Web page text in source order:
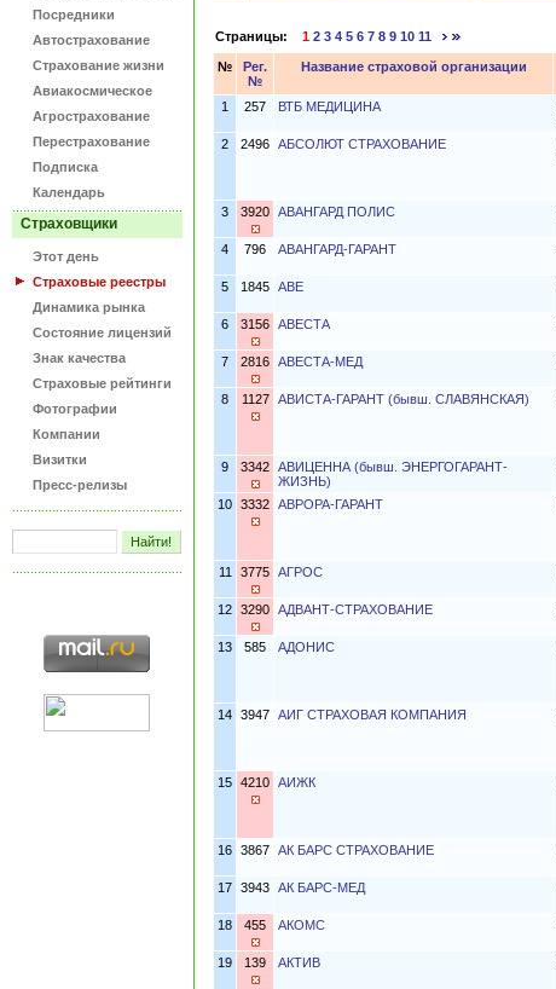
Посредники
Автострахование
Страхование жизни
Авиакосмическое
Агрострахование
Перестрахование
Подписка
Календарь
Страховщики
Этот день
Страховые реестры
Динамика рынка
Состояние лицензий
Знак качества
Страховые рейтинги
Фотографии
Компании
Визитки
Пресс-релизы
Страницы: 1 2 3 4 5 6 7 8 9 10 11
№
Рег.
№
Название страховой организации
1 257 ВТБ МЕДИЦИНА
2 2496 АБСОЛЮТ СТРАХОВАНИЕ
3 3920 АВАНГАРД ПОЛИС
4 796 АВАНГАРД-ГАРАНТ
5 1845 АВЕ
6 3156 АВЕСТА
7 2816 АВЕСТА-МЕД
8 1127 АВИСТА-ГАРАНТ (бывш. СЛАВЯНСКАЯ)
9 3342 АВИЦЕННА (бывш. ЭНЕРГОГАРАНТ-
ЖИЗНЬ)
10 3332 АВРОРА-ГАРАНТ
11 3775 АГРОС
12 3290 АДВАНТ-СТРАХОВАНИЕ
13 585 АДОНИС
14 3947 АИГ СТРАХОВАЯ КОМПАНИЯ
15 4210 АИЖК
16 3867 АК БАРС СТРАХОВАНИЕ
17 3943 АК БАРС-МЕД
18 455 АКОМС
19 139 АКТИВ